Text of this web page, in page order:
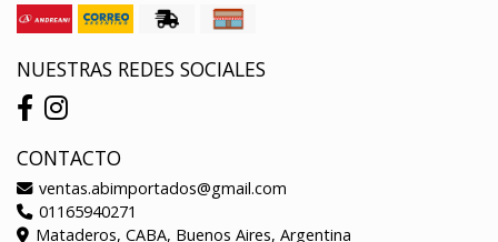
NUESTRAS REDES SOCIALES
CONTACTO
ventas.abimportados@gmail.com
01165940271
Mataderos, CABA, Buenos Aires, Argentina